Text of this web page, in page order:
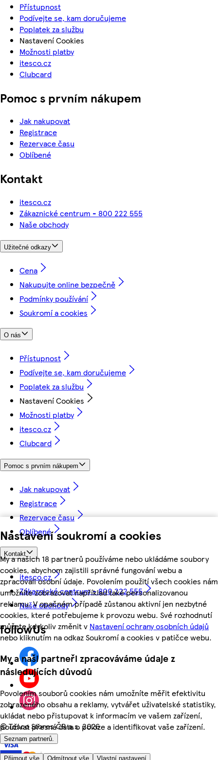
Nastavení soukromí a cookies
My a našich 18 partnerů používáme nebo ukládáme soubory
cookies, abychom zajistili správné fungování webu a
zpracovali osobní údaje. Povolením použití všech cookies nám
umožníte zobrazovat například také personalizovanou
reklamu. V opačném případě zůstanou aktivní jen nezbytné
cookies, které potřebujeme k provozu webu. Své rozhodnutí
můžete kdykoliv změnit v Nastavení ochrany osobních údajů
nebo kliknutím na odkaz Soukromí a cookies v patičce webu.
My a naši partneři zpracováváme údaje z
následujících důvodů
Povolením souborů cookies nám umožníte měřit efektivitu
zobrazeného obsahu a reklamy, vytvářet uživatelské statistiky,
ukládat nebo přistupovat k informacím ve vašem zařízení,
používat přesná data o poloze a identifikovat vaše zařízení.
Seznam partnerů.
Přijmout vše Odmítnout vše Vlastní nastavení
Přístupnost
Podívejte se, kam doručujeme
Poplatek za službu
Nastavení Cookies
Možnosti platby
itesco.cz
Clubcard
Pomoc s prvním nákupem
Jak nakupovat
Registrace
Rezervace času
Oblíbené
Kontakt
itesco.cz
Zákaznické centrum - 800 222 555
Naše obchody
Užitečné odkazy
Cena
Nakupujte online bezpečně
Podmínky používání
Soukromí a cookies
O nás
Přístupnost
Podívejte se, kam doručujeme
Poplatek za službu
Nastavení Cookies
Možnosti platby
itesco.cz
Clubcard
Pomoc s prvním nákupem
Jak nakupovat
Registrace
Rezervace času
Oblíbené
Kontakt
itesco.cz
Zákaznické centrum - 800 222 555
Naše obchody
followUs
©Tesco Stores ČR a.s. 2026